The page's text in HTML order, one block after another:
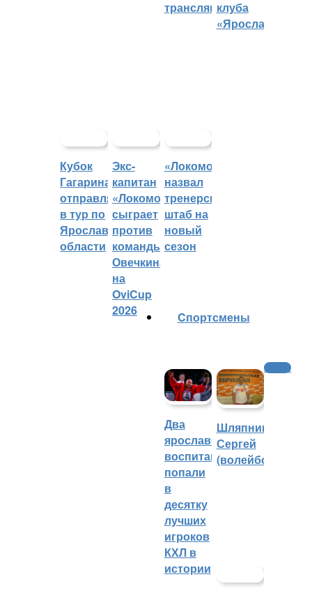
трансляцийклуба
«Ярославич»
Кубок
Гагарина
отправляется
в тур по
Ярославской
области
Экс-
капитан
«Локомотива»
сыграет
против
команды
Овечкина
на
OviCup
2026
«Локомотив»
назвал
тренерский
штаб на
новый
сезон
Cпортсмены
Два
ярославских
воспитанника
попали
в
десятку
лучших
игроков
КХЛ в
истории
Шляпников
Сергей
(волейбол)
Хоккей